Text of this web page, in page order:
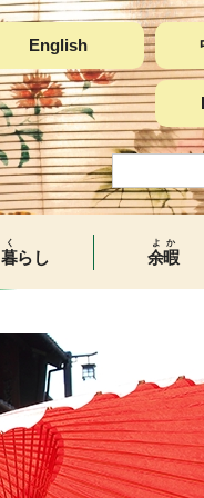
English
暮
く
らし 余暇
よか